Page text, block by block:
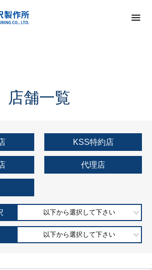
報
店舗一覧
KSS特約店
代理店
以下から選択して下さい
以下から選択して下さい